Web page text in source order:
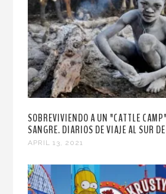
SOBREVIVIENDO A UN "CATTLE
SANGRE. DIARIOS DE VIAJE AL SUR
APRIL 13, 2021